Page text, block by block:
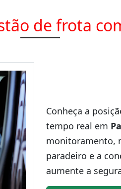
de frota
Conheça a
tempo real em
monitoramento,
paradeiro e a
aumente a